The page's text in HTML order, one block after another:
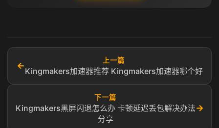
←
上一篇
Kingmakers加速器推荐 Kingmakers加速器哪个好
下一篇
Kingmakers黑屏闪退怎么办 卡顿延迟丢包解决办法
分享
→